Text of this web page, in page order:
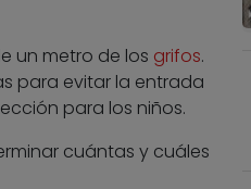
un metro de los grifos.
para evitar la entrada
para los niños.
cuántas y cuáles